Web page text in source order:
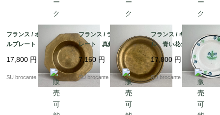
フランス / オクトゴナ
ルプレート 真鍮製
17,800 円
SU brocante
フランス / ラウンドプ
レート 真鍮製
7,160 円
SU brocante
フランス / キュノワー
ル 青い花のプレー
ト 陶器
17,800 円
SU brocante